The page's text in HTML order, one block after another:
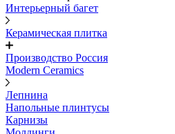
Интерьерный багет
Керамическая плитка
Производство Россия
Modern Ceramics
Лепнина
Напольные плинтусы
Карнизы